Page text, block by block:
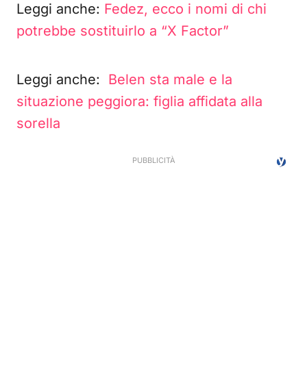
Leggi anche: Fedez, ecco i nomi di chi
potrebbe sostituirlo a “X Factor”
Leggi anche: Belen sta male e la
situazione peggiora: figlia affidata alla
sorella